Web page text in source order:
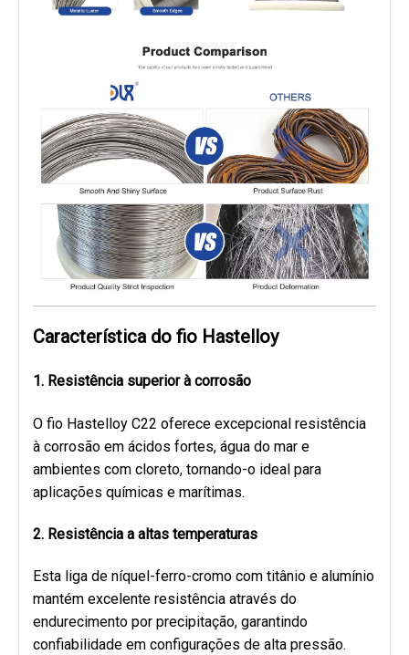
Característica do fio Hastelloy
1. Resistência superior à corrosão
O fio Hastelloy C22 oferece excepcional resistência
à corrosão em ácidos fortes, água do mar e
ambientes com cloreto, tornando-o ideal para
aplicações químicas e marítimas.
2. Resistência a altas temperaturas
Esta liga de níquel-ferro-cromo com titânio e alumínio
mantém excelente resistência através do
endurecimento por precipitação, garantindo
confiabilidade em configurações de alta pressão.